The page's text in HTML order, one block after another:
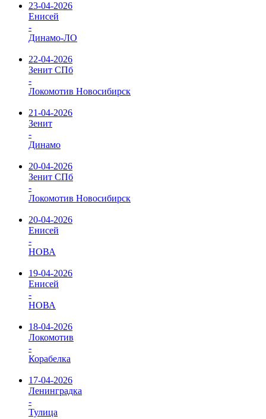
23-04-2026
Енисей
-
Динамо-ЛО
22-04-2026
Зенит СПб
-
Локомотив Новосибирск
21-04-2026
Зенит
-
Динамо
20-04-2026
Зенит СПб
-
Локомотив Новосибирск
20-04-2026
Енисей
-
НОВА
19-04-2026
Енисей
-
НОВА
18-04-2026
Локомотив
-
Корабелка
17-04-2026
Ленинградка
-
Тулица